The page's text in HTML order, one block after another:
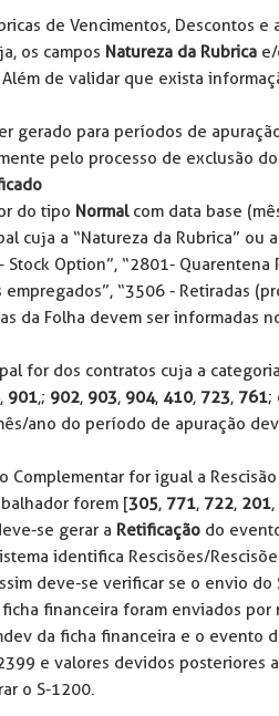
de Vencimentos, Descontos e
os campos Natureza da Rubrica
de validar que exista
gerado para períodos de
pelo processo de exclusão
do tipo Normalcom data base
cuja a “Natureza da Rubrica” ou
Stock Option”, “2801- Quarentena
“3506 - Retiradas
da Folha devem ser informadas
for dos contratos cuja a
, 901,; 902, 903, 904, 410, 723, 761;
ano do período de apuração
Complementar for igual a
forem [305, 771, 722, 201,
se gerar a Retificação do
identifica Rescisões/
deve-se verificar se o envio
financeira foram enviados por
da ficha financeira e o evento
e valores devidos posteriores
o S-1200.